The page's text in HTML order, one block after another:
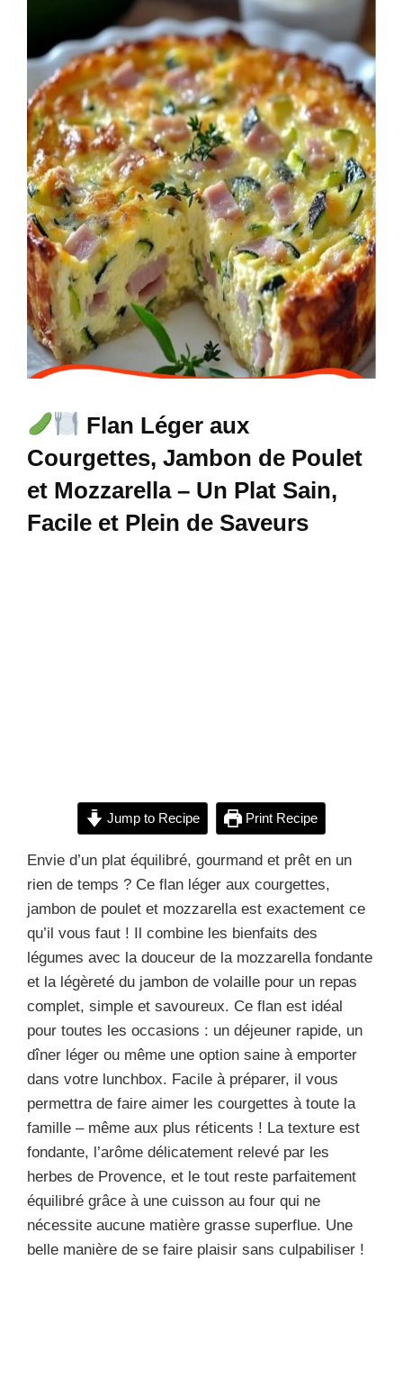
Flan Léger aux
Courgettes, Jambon de Poulet
et Mozzarella – Un Plat Sain,
Facile et Plein de Saveurs
Jump to Recipe Print Recipe
Envie d’un plat équilibré, gourmand et prêt en un
rien de temps ? Ce flan léger aux courgettes,
jambon de poulet et mozzarella est exactement ce
qu’il vous faut ! Il combine les bienfaits des
légumes avec la douceur de la mozzarella fondante
et la légèreté du jambon de volaille pour un repas
complet, simple et savoureux. Ce flan est idéal
pour toutes les occasions : un déjeuner rapide, un
dîner léger ou même une option saine à emporter
dans votre lunchbox. Facile à préparer, il vous
permettra de faire aimer les courgettes à toute la
famille – même aux plus réticents ! La texture est
fondante, l’arôme délicatement relevé par les
herbes de Provence, et le tout reste parfaitement
équilibré grâce à une cuisson au four qui ne
nécessite aucune matière grasse superflue. Une
belle manière de se faire plaisir sans culpabiliser !